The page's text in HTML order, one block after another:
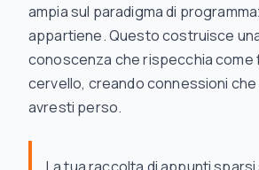
ampia sul paradigma di
appartiene. Questo costruisce
conoscenza che rispecchia come
cervello, creando connessioni
avresti perso.